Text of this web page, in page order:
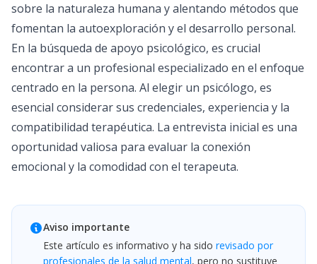
sobre la naturaleza humana y alentando métodos que
fomentan la autoexploración y el desarrollo personal.
En la búsqueda de apoyo psicológico, es crucial
encontrar a un profesional especializado en el enfoque
centrado en la persona. Al elegir un psicólogo, es
esencial considerar sus credenciales, experiencia y la
compatibilidad terapéutica. La entrevista inicial es una
oportunidad valiosa para evaluar la conexión
emocional y la comodidad con el terapeuta.
Aviso importante
Este artículo es informativo y ha sido revisado por
profesionales de la salud mental, pero no sustituye